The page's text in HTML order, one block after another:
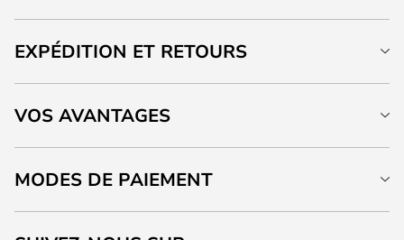
EXPÉDITION ET RETOURS
VOS AVANTAGES
MODES DE PAIEMENT